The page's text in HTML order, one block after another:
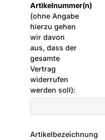
Artikelnummer(n)
(ohne Angabe
hierzu gehen
wir davon
aus, dass der
gesamte
Vertrag
widerrufen
werden soll):
Artikelbezeichnung